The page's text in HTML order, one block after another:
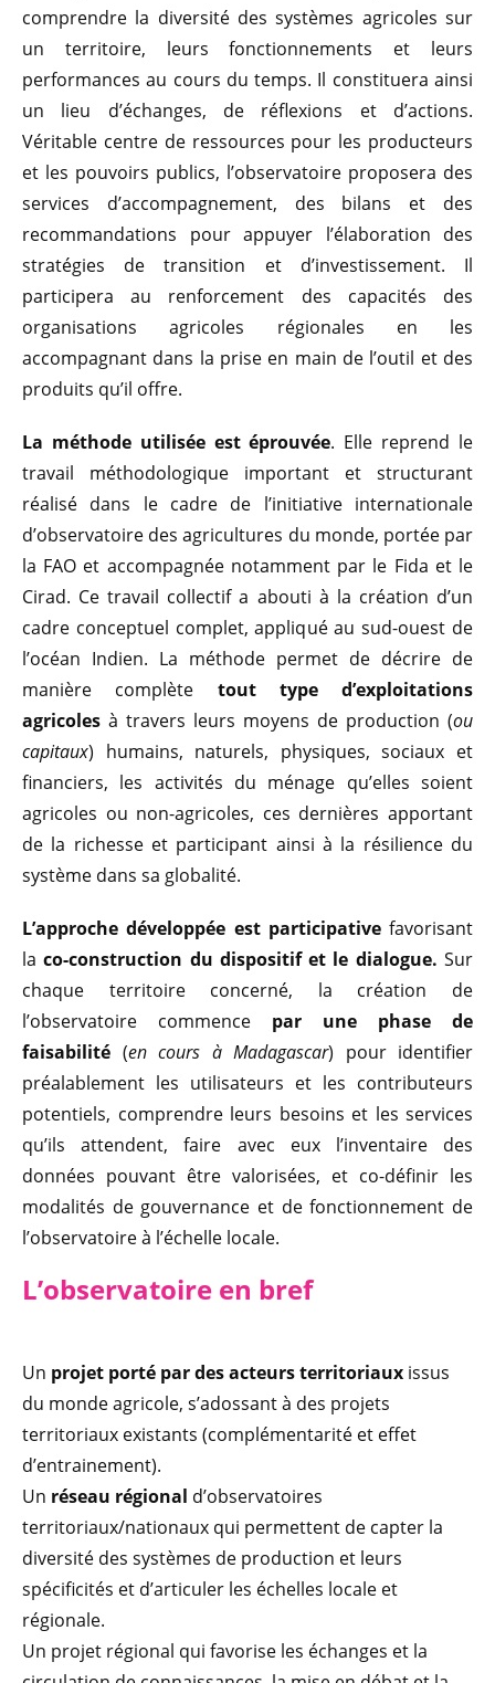
comprendre la diversité des systèmes agricoles sur
un territoire, leurs fonctionnements et leurs
performances au cours du temps. Il constituera ainsi
un lieu d’échanges, de réflexions et d’actions.
Véritable centre de ressources pour les producteurs
et les pouvoirs publics, l’observatoire proposera des
services d’accompagnement, des bilans et des
recommandations pour appuyer l’élaboration des
stratégies de transition et d’investissement. Il
participera au renforcement des capacités des
organisations agricoles régionales en les
accompagnant dans la prise en main de l’outil et des
produits qu’il offre.
La méthode utilisée est éprouvée. Elle reprend le
travail méthodologique important et structurant
réalisé dans le cadre de l’initiative internationale
d’observatoire des agricultures du monde, portée par
la FAO et accompagnée notamment par le Fida et le
Cirad. Ce travail collectif a abouti à la création d’un
cadre conceptuel complet, appliqué au sud-ouest de
l’océan Indien. La méthode permet de décrire de
manière complète tout type d’exploitations
agricoles à travers leurs moyens de production (ou
capitaux) humains, naturels, physiques, sociaux et
financiers, les activités du ménage qu’elles soient
agricoles ou non-agricoles, ces dernières apportant
de la richesse et participant ainsi à la résilience du
système dans sa globalité.
L’approche développée est participative favorisant
la co-construction du dispositif et le dialogue. Sur
chaque territoire concerné, la création de
l’observatoire commence par une phase de
faisabilité (en cours à Madagascar) pour identifier
préalablement les utilisateurs et les contributeurs
potentiels, comprendre leurs besoins et les services
qu’ils attendent, faire avec eux l’inventaire des
données pouvant être valorisées, et co-définir les
modalités de gouvernance et de fonctionnement de
l’observatoire à l’échelle locale.
L’observatoire en bref
Un projet porté par des acteurs territoriaux issus
du monde agricole, s’adossant à des projets
territoriaux existants (complémentarité et effet
d’entrainement).
Un réseau régional d’observatoires
territoriaux/nationaux qui permettent de capter la
diversité des systèmes de production et leurs
spécificités et d’articuler les échelles locale et
régionale.
Un projet régional qui favorise les échanges et la